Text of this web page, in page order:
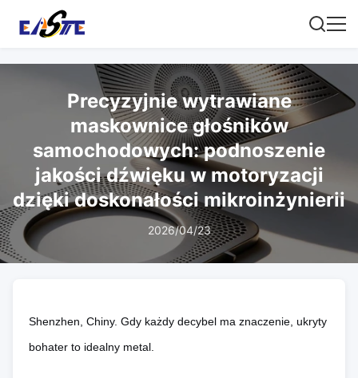
Precyzyjnie wytrawiane
maskownice głośników
samochodowych: podnoszenie
jakości dźwięku w motoryzacji
dzięki doskonałości mikroinżynierii
2026/04/23
Shenzhen, Chiny. Gdy każdy decybel ma znaczenie, ukryty
bohater to idealny metal.